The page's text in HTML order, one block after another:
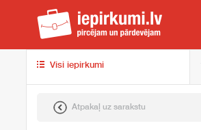
Visi iepirkumi
Atpakaļ uz sarakstu